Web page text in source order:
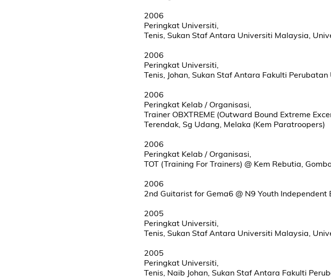
2006
Peringkat Universiti,
Tenis, Sukan Staf Antara Universiti Malaysia,
2006
Peringkat Universiti,
Tenis, Johan, Sukan Staf Antara Fakulti
2006
Peringkat Kelab / Organisasi,
Trainer OBXTREME (Outward Bound Extreme
Terendak, Sg Udang, Melaka (Kem Paratroopers)
2006
Peringkat Kelab / Organisasi,
TOT (Training For Trainers) @ Kem Rebutia,
2006
2nd Guitarist for Gema6 @ N9 Youth Independent
2005
Peringkat Universiti,
Tenis, Sukan Staf Antara Universiti Malaysia,
2005
Peringkat Universiti,
Tenis, Naib Johan, Sukan Staf Antara Fakulti